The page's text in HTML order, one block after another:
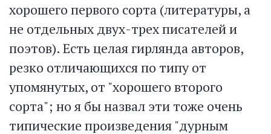
хорошего первого сорта (литературы, а
не отдельных двух-трех писателей и
поэтов). Есть целая гирлянда авторов,
резко отличающихся по типу от
упомянутых, от "хорошего второго
сорта"; но я бы назвал эти тоже очень
типические произведения "дурным